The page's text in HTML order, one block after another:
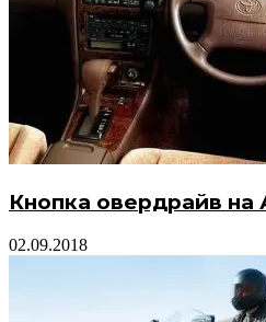
Кнопка овердрайв
02.09.2018